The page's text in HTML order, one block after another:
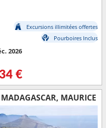
Excursions illimitées offertes
Pourboires Inclus
2026
€
MAURICE